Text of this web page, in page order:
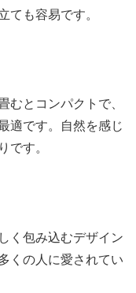
ても容易です。
むとコンパクトで、
適です。自然を感じ
です。
く包み込むデザイン
くの人に愛されてい